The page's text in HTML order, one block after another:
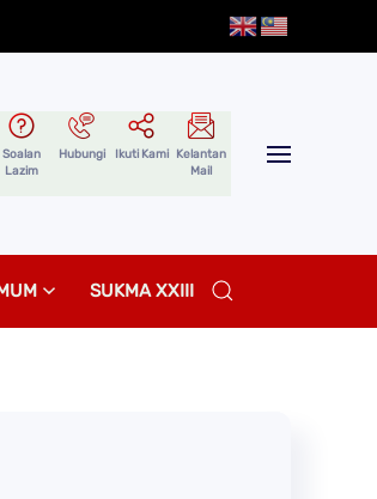
Soalan
Lazim
Hubungi Ikuti Kami
Kelantan
Mail
SUKMA XXIII